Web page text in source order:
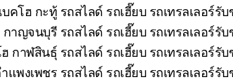
คโฮ กะทู้ รถสไลด์ รถเฮี๊ยบ รถเทรลเลอร์รั
าญจนบุรี รถสไลด์ รถเฮี๊ยบ รถเทรลเลอร์รั
กาฬสินธุ์ รถสไลด์ รถเฮี๊ยบ รถเทรลเลอร์รั
พงเพชร รถสไลด์ รถเฮี๊ยบ รถเทรลเลอร์รั